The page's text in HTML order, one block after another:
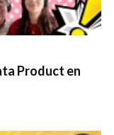
Product en